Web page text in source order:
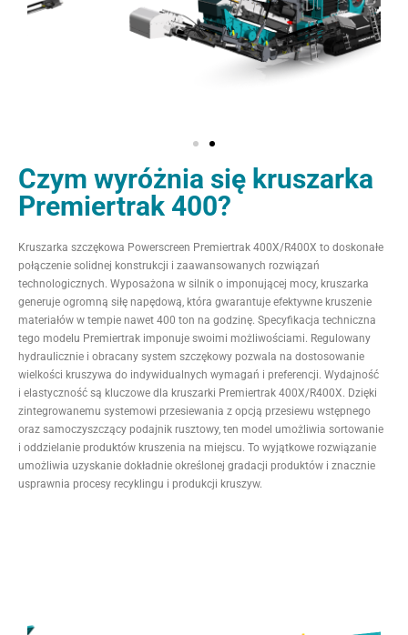
Czym wyróżnia się kruszarka
Premiertrak 400?
Kruszarka szczękowa Powerscreen Premiertrak 400X/R400X to doskonałe
połączenie solidnej konstrukcji i zaawansowanych rozwiązań
technologicznych. Wyposażona w silnik o imponującej mocy, kruszarka
generuje ogromną siłę napędową, która gwarantuje efektywne kruszenie
materiałów w tempie nawet 400 ton na godzinę. Specyfikacja techniczna
tego modelu Premiertrak imponuje swoimi możliwościami. Regulowany
hydraulicznie i obracany system szczękowy pozwala na dostosowanie
wielkości kruszywa do indywidualnych wymagań i preferencji. Wydajność
i elastyczność są kluczowe dla kruszarki Premiertrak 400X/R400X. Dzięki
zintegrowanemu systemowi przesiewania z opcją przesiewu wstępnego
oraz samoczyszczący podajnik rusztowy, ten model umożliwia sortowanie
i oddzielanie produktów kruszenia na miejscu. To wyjątkowe rozwiązanie
umożliwia uzyskanie dokładnie określonej gradacji produktów i znacznie
usprawnia procesy recyklingu i produkcji kruszyw.